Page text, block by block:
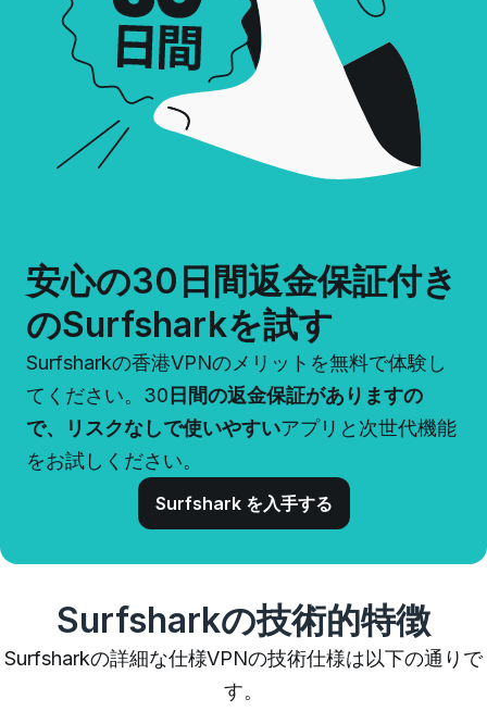
安心の30日間返金保証付き
のSurfsharkを試す
Surfsharkの香港VPNのメリットを無料で体験し
てください。 30日間の返金保証がありますの
で、リスクなしで使いやすいアプリと次世代機能
をお試しください。
Surfshark を入手する
Surfsharkの技術的特徴
Surfsharkの詳細な仕様VPNの技術仕様は以下の通りで
す。